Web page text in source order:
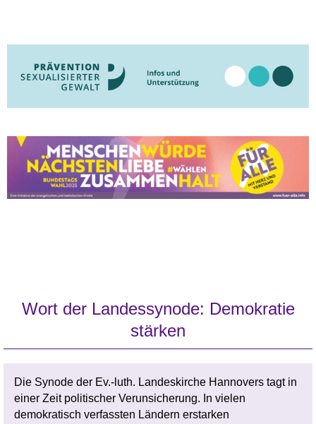
Wort der Landessynode: Demokratie
stärken
Die Synode der Ev.-luth. Landeskirche Hannovers tagt in
einer Zeit politischer Verunsicherung. In vielen
demokratisch verfassten Ländern erstarken